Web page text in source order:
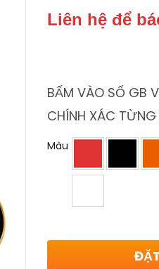
Liên hệ để
BẤM VÀO SỐ GB
CHÍNH XÁC TỪNG
Màu